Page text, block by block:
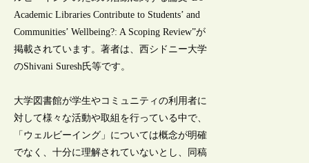
Academic Libraries Contribute to Students’ and
Communities’ Wellbeing?: A Scoping Review”が
掲載されています。著者は、西シドニー大学
のShivani Suresh氏等です。
大学図書館が学生やコミュニティの利用者に
対して様々な活動や取組を行っている中で、
「ウェルビーイング」については概念が明確
でなく、十分に理解されていないとし、同稿